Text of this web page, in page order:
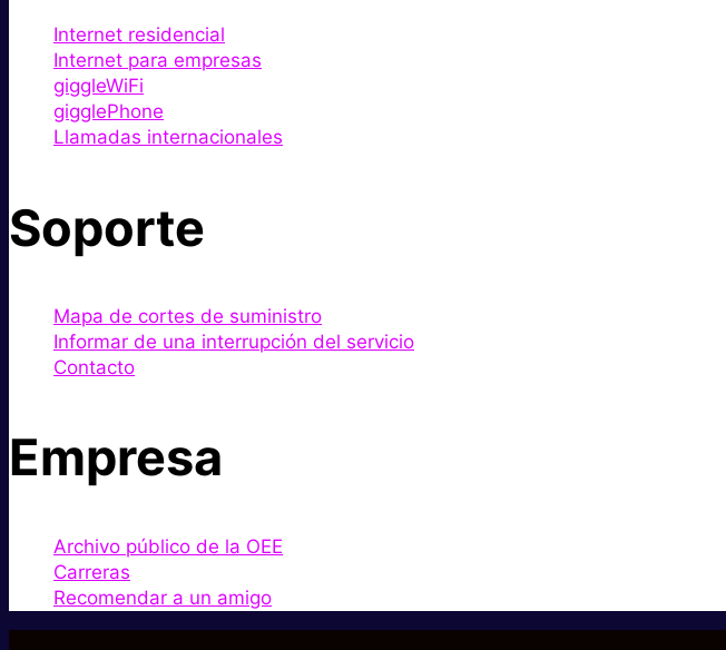
Internet residencial
Internet para empresas
giggleWiFi
gigglePhone
Llamadas internacionales
Soporte
Mapa de cortes de suministro
Informar de una interrupción del servicio
Contacto
Empresa
Archivo público de la OEE
Carreras
Recomendar a un amigo